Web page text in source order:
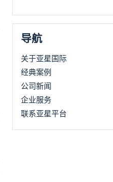
导航
关于亚星国际
经典案例
公司新闻
企业服务
联系亚星平台